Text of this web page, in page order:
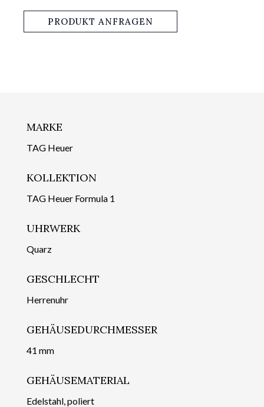
PRODUKT ANFRAGEN
MARKE
TAG Heuer
KOLLEKTION
TAG Heuer Formula 1
UHRWERK
Quarz
GESCHLECHT
Herrenuhr
GEHÄUSEDURCHMESSER
41 mm
GEHÄUSEMATERIAL
Edelstahl, poliert